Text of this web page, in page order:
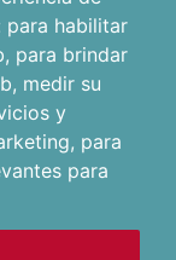
para habilitar
, para brindar
, medir su
y
, para
para